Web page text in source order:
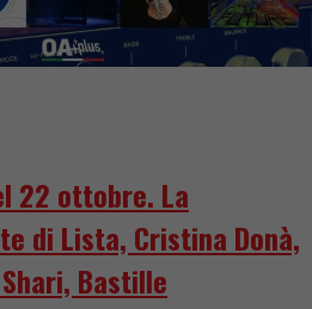
22 ottobre. La
di Lista, Cristina Donà,
Bastille